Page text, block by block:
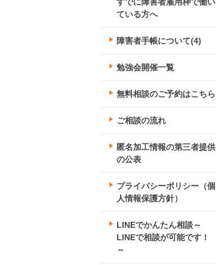
ている方へ
障害者手帳について(4)
勉強会開催一覧
無料相談のご予約はこちら
ご相談の流れ
匿名加工情報の第三者提供
の公表
プライバシーポリシー（個
人情報保護方針）
LINEでかんたん相談～
LINEで相談が可能です！
～